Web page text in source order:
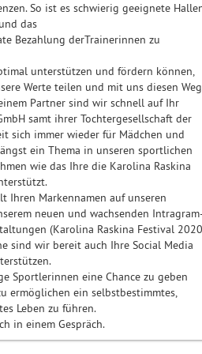
So ist es schwierig geeignete
das
Bezahlung derTrainerinnen zu
unterstützen und fördern können,
Werte teilen und mit uns diesen Weg
Partner sind wir schnell auf Ihr
samt ihrer Tochtergesellschaft der
sich immer wieder für Mädchen und
ein Thema in unseren sportlichen
wie das Ihre die Karolina Raskina
Ihren Markennamen auf unseren
neuen und wachsenden
(Karolina Raskina Festival 2020
sind wir bereit auch Ihre Social Media
Sportlerinnen eine Chance zu geben
ermöglichen ein selbstbestimmtes,
Leben zu führen.
in einem Gespräch.